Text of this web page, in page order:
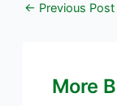
← Previous Post
More